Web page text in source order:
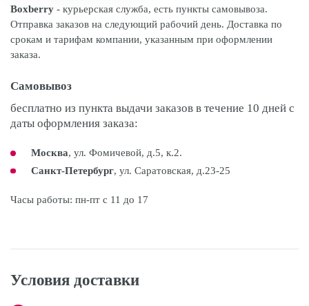
Boxberry - курьерская служба, есть пункты самовывоза.
Отправка заказов на следующий рабочий день. Доставка по
срокам и тарифам компании, указанным при оформлении
заказа.
Самовывоз
бесплатно из пункта выдачи заказов в течение 10 дней с
даты оформления заказа:
Москва, ул. Фомичевой, д.5, к.2.
Санкт-Петербург, ул. Саратовская, д.23-25
Часы работы: пн-пт с 11 до 17
Условия доставки